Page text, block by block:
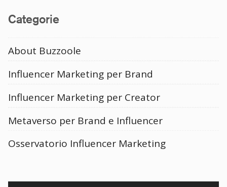
Categorie
About Buzzoole
Influencer Marketing per Brand
Influencer Marketing per Creator
Metaverso per Brand e Influencer
Osservatorio Influencer Marketing